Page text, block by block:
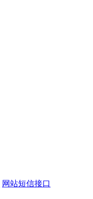
网站短信接口